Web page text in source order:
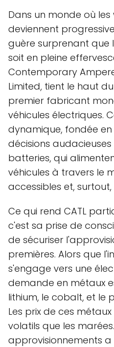
Dans un monde où
deviennent
guère surprenant que
soit en pleine
Contemporary
Limited, tient le haut
premier fabricant
véhicules électriques.
dynamique, fondée en
décisions
batteries, qui
véhicules à travers le
accessibles et,
Ce qui rend CATL
c'est sa prise de
de sécuriser
premières. Alors que
s'engage vers une
demande en métaux
lithium, le cobalt, et le
Les prix de ces
volatils que les
approvisionnements a